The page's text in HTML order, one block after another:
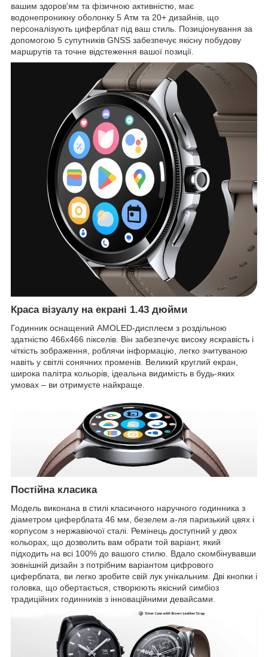
вашим здоров'ям та фізичною активністю, має
водонепроникну оболонку 5 Атм та 20+ дизайнів, що
персоналізують циферблат під ваш стиль. Позиціонування за
допомогою 5 супутників GNSS забезпечує якісну побудову
маршрутів та точне відстеження вашої позиції.
Краса візуалу на екрані 1.43 дюйми
Годинник оснащений AMOLED-дисплеєм з роздільною
здатністю 466x466 пікселів. Він забезпечує високу яскравість і
чіткість зображення, роблячи інформацію, легко зчитуваною
навіть у світлі сонячних променів. Великий круглий екран,
широка палітра кольорів, ідеальна видимість в будь-яких
умовах – ви отримуєте найкраще.
Постійна класика
Модель виконана в стилі класичного наручного годинника з
діаметром циферблата 46 мм, безелем а-ля паризький цвях і
корпусом з нержавіючої сталі. Ремінець доступний у двох
кольорах, що дозволить вам обрати той варіант, який
підходить на всі 100% до вашого стилю. Вдало скомбінувавши
зовнішній дизайн з потрібним варіантом цифрового
циферблата, ви легко зробите свій лук унікальним. Дві кнопки і
головка, що обертається, створюють якісний симбіоз
традиційних годинників з інноваційними девайсами.